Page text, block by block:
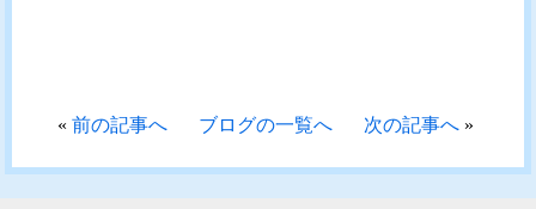
«前の記事へ ブログの一覧へ 次の記事へ»